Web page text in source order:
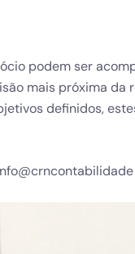
podem ser
mais próxima
definidos,